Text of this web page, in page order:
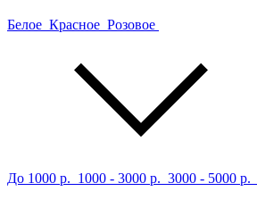
Белое Красное Розовое
До 1000 р. 1000 - 3000 р. 3000 - 5000 р.